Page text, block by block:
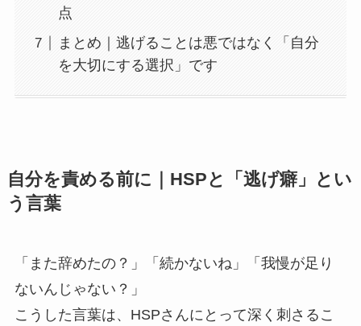
点
まとめ｜逃げることは悪ではなく「自分
を大切にする選択」です
自分を責める前に｜HSPと「逃げ癖」とい
う言葉
「また辞めたの？」「続かないね」「我慢が足り
ないんじゃない？」
こうした言葉は、HSPさんにとって深く刺さるこ